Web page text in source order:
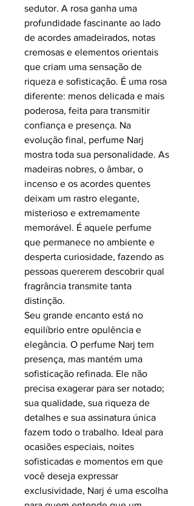
sedutor. A rosa ganha uma
profundidade fascinante ao lado
de acordes amadeirados, notas
cremosas e elementos orientais
que criam uma sensação de
riqueza e sofisticação. É uma rosa
diferente: menos delicada e mais
poderosa, feita para transmitir
confiança e presença. Na
evolução final, perfume Narj
mostra toda sua personalidade. As
madeiras nobres, o âmbar, o
incenso e os acordes quentes
deixam um rastro elegante,
misterioso e extremamente
memorável. É aquele perfume
que permanece no ambiente e
desperta curiosidade, fazendo as
pessoas quererem descobrir qual
fragrância transmite tanta
distinção.
Seu grande encanto está no
equilíbrio entre opulência e
elegância. O perfume Narj tem
presença, mas mantém uma
sofisticação refinada. Ele não
precisa exagerar para ser notado;
sua qualidade, sua riqueza de
detalhes e sua assinatura única
fazem todo o trabalho. Ideal para
ocasiões especiais, noites
sofisticadas e momentos em que
você deseja expressar
exclusividade, Narj é uma escolha